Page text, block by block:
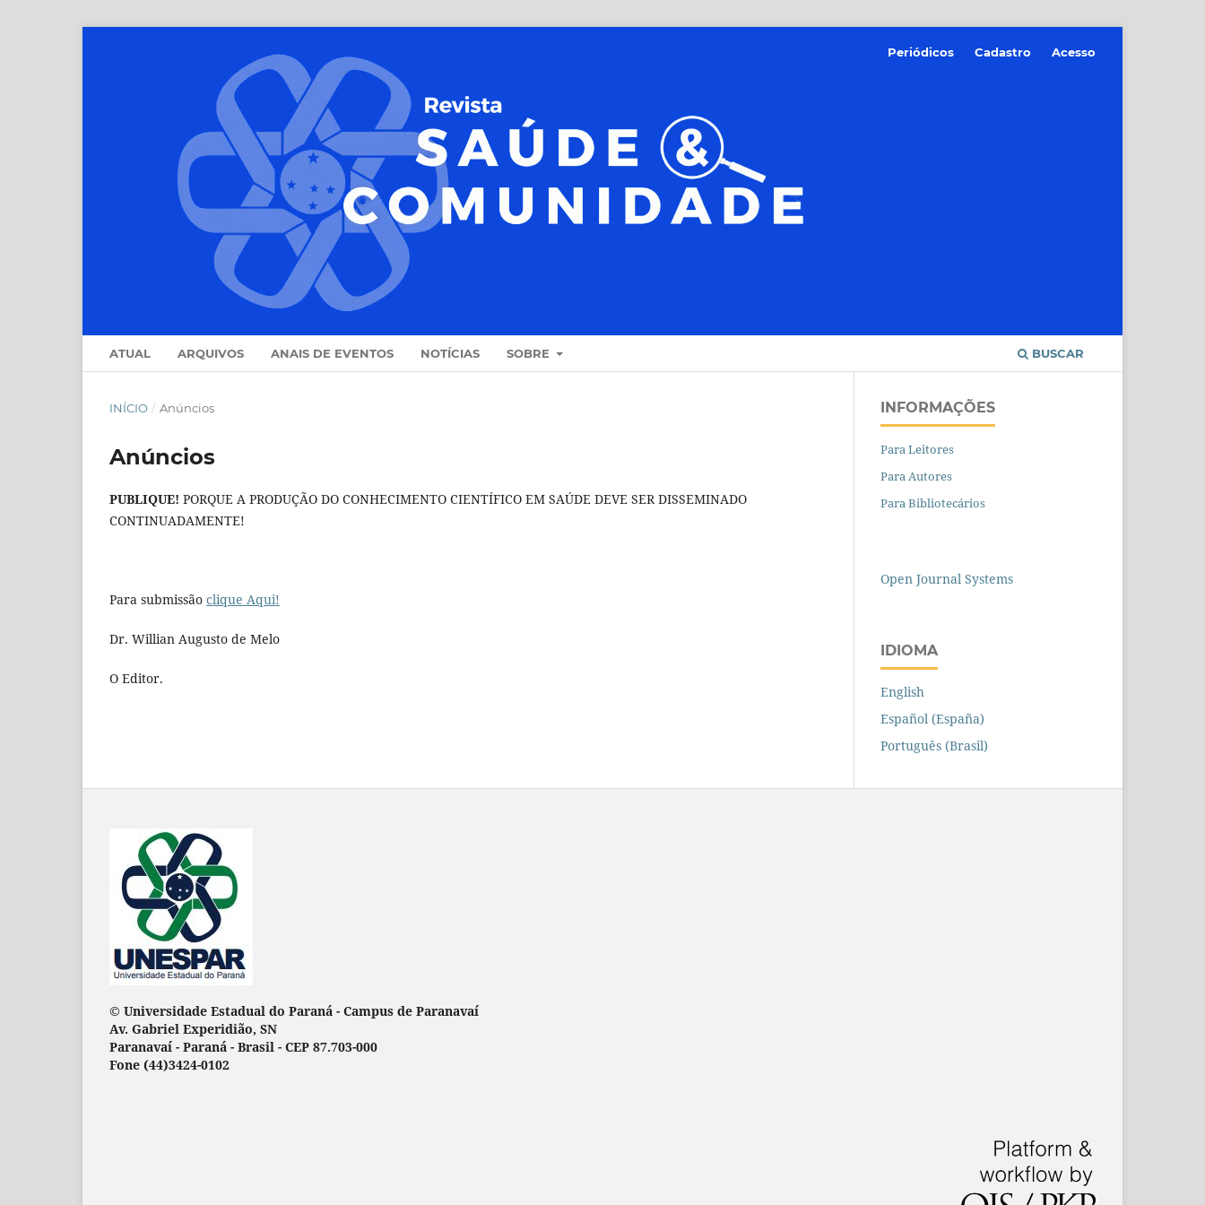
ATUAL ARQUIVOS ANAIS DE EVENTOS NOTÍCIAS SOBRE BUSCAR
Periódicos Cadastro Acesso
INÍCIO / Anúncios
Anúncios
PUBLIQUE! PORQUE A PRODUÇÃO DO CONHECIMENTO CIENTÍFICO EM SAÚDE DEVE SER DISSEMINADO
CONTINUADAMENTE!
Para submissão clique Aqui!
Dr. Willian Augusto de Melo
O Editor.
INFORMAÇÕES
Para Leitores
Para Autores
Para Bibliotecários
Open Journal Systems
IDIOMA
English
Español (España)
Português (Brasil)
© Universidade Estadual do Paraná - Campus de Paranavaí
Av. Gabriel Experidião, SN
Paranavaí - Paraná - Brasil - CEP 87.703-000
Fone (44)3424-0102